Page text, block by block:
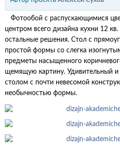
Фотообой с распускающимися
центром всего дизайна кухни 12
остальные решения. Стол с
простой формы со слегка
предметы насыщенного
щемящую картину. Удивительный и
столом с почти невесомой
необычностью формы.